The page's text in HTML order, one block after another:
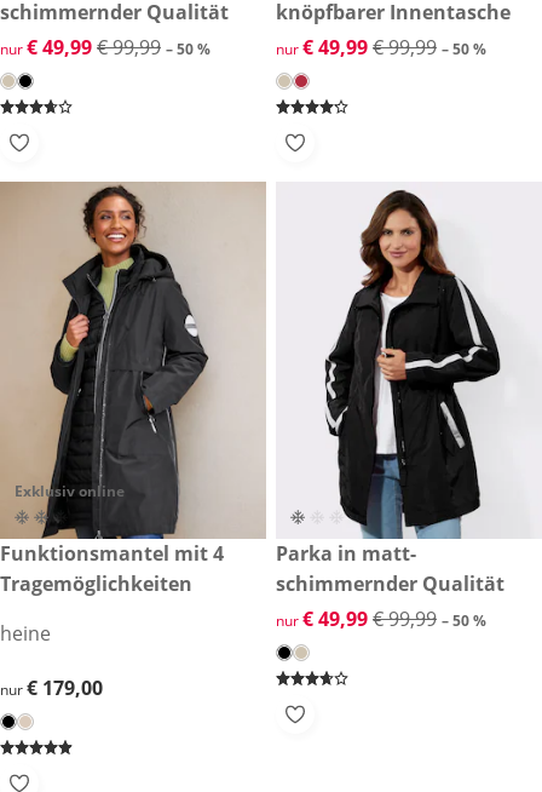
schimmernder Qualität
reduzierter Preis € 49,99, vorheriger Preis: € 99,99
nur€ 49,99€ 99,99 – 50 %
knöpfbarer Innentasche
reduzierter Preis € 49,99,
nur€ 49,99€ 99,99 – 50 %
Exklusiv online
€ 179,00
Funktionsmantel mit 4
Tragemöglichkeiten
heine
€ 179,00
nur€ 179,00
reduzierter Preis € 49,99,
-50 %
Parka in matt-
schimmernder Qualität
reduzierter Preis € 49,99,
nur€ 49,99€ 99,99 – 50 %